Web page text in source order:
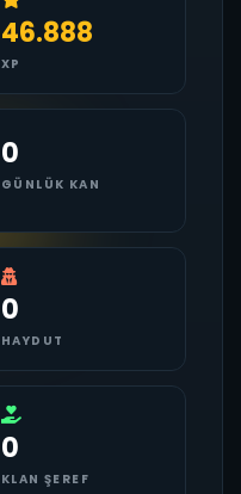
46.888
XP
0
GÜNLÜK KAN
0
HAYDUT
0
KLAN ŞEREF